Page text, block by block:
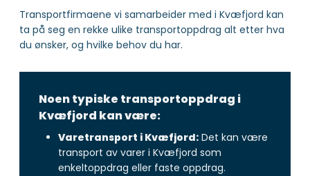
Transportfirmaene vi samarbeider med i Kvæfjord kan
ta på seg en rekke ulike transportoppdrag alt etter hva
du ønsker, og hvilke behov du har.
Noen typiske transportoppdrag i
Kvæfjord kan være:
Varetransport i Kvæfjord: Det kan være
transport av varer i Kvæfjord som
enkeltoppdrag eller faste oppdrag.